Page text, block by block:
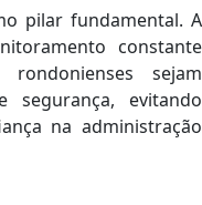
pilar fundamental. A
constante
sejam
segurança, evitando
na administração